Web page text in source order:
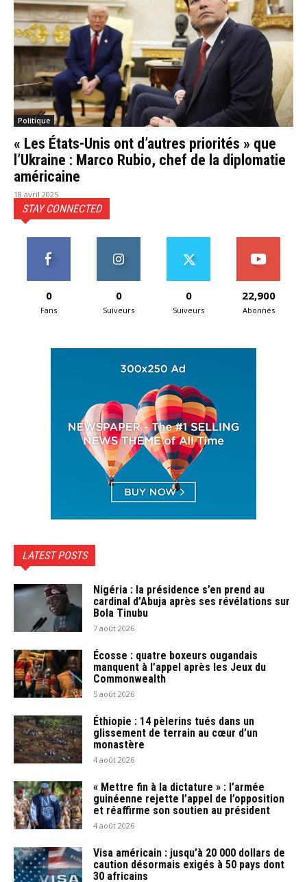
Politique
« Les États-Unis ont d’autres priorités » que
l’Ukraine : Marco Rubio, chef de la diplomatie
américaine
18 avril 2025
STAY CONNECTED
0
Fans
0
Suiveurs
0
Suiveurs
22,900
Abonnés
LATEST POSTS
Nigéria : la présidence s’en prend au
cardinal d’Abuja après ses révélations sur
Bola Tinubu
7 août 2026
Écosse : quatre boxeurs ougandais
manquent à l’appel après les Jeux du
Commonwealth
5 août 2026
Éthiopie : 14 pèlerins tués dans un
glissement de terrain au cœur d’un
monastère
4 août 2026
« Mettre fin à la dictature » : l’armée
guinéenne rejette l’appel de l’opposition
et réaffirme son soutien au président
4 août 2026
Visa américain : jusqu’à 20 000 dollars de
caution désormais exigés à 50 pays dont
30 africains